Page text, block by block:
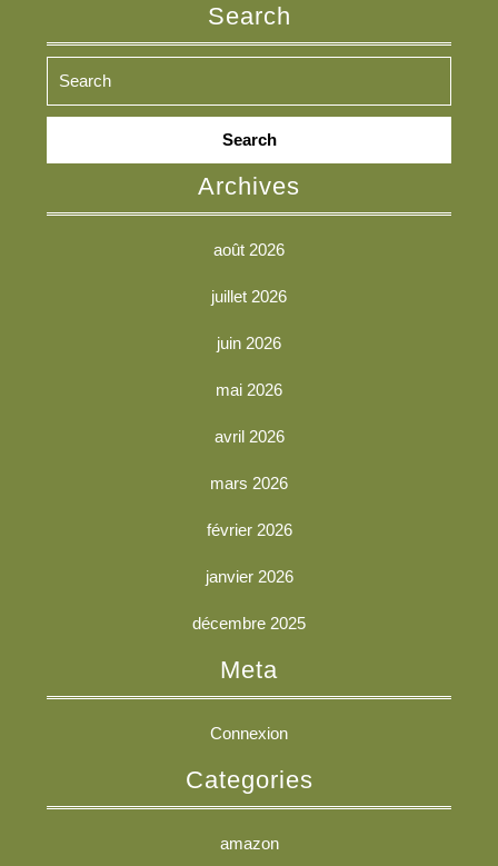
Search
Search
Archives
août 2026
juillet 2026
juin 2026
mai 2026
avril 2026
mars 2026
février 2026
janvier 2026
décembre 2025
Meta
Connexion
Categories
amazon